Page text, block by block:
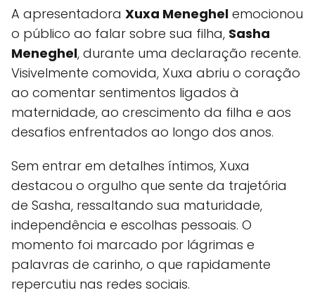
A apresentadora Xuxa Meneghel emocionou
o público ao falar sobre sua filha, Sasha
Meneghel, durante uma declaração recente.
Visivelmente comovida, Xuxa abriu o coração
ao comentar sentimentos ligados à
maternidade, ao crescimento da filha e aos
desafios enfrentados ao longo dos anos.
Sem entrar em detalhes íntimos, Xuxa
destacou o orgulho que sente da trajetória
de Sasha, ressaltando sua maturidade,
independência e escolhas pessoais. O
momento foi marcado por lágrimas e
palavras de carinho, o que rapidamente
repercutiu nas redes sociais.